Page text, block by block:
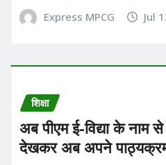
Express MPCG Jul
शिक्षा
अब पीएम ई-विद्या के नाम
देखकर अब अपने